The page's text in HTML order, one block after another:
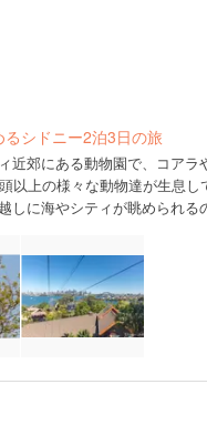
シドニー2泊3日の旅
近郊にある動物園で、コア
以上の様々な動物達が生息し
しに海やシティが眺められる